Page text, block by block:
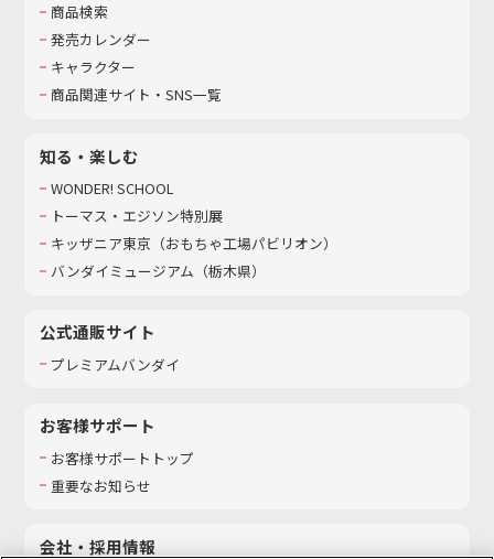
商品検索
発売カレンダー
キャラクター
商品関連サイト・SNS一覧
知る・楽しむ
WONDER! SCHOOL
トーマス・エジソン特別展
キッザニア東京（おもちゃ工場パビリオン）​
バンダイミュージアム（栃木県）
公式通販サイト
プレミアムバンダイ
お客様サポート
お客様サポートトップ
重要なお知らせ
会社・採用情報